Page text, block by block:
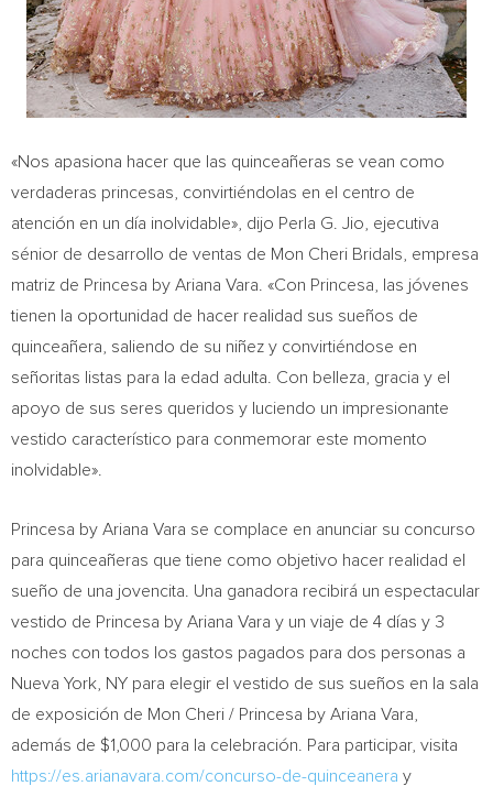
«Nos apasiona hacer que las quinceañeras se vean como
verdaderas princesas, convirtiéndolas en el centro de
atención en un día inolvidable», dijo Perla G. Jio , ejecutiva
sénior de desarrollo de ventas de Mon Cheri Bridals, empresa
matriz de Princesa by Ariana Vara . «Con Princesa, las jóvenes
tienen la oportunidad de hacer realidad sus sueños de
quinceañera, saliendo de su niñez y convirtiéndose en
señoritas listas para la edad adulta. Con belleza, gracia y el
apoyo de sus seres queridos y luciendo un impresionante
vestido característico para conmemorar este momento
inolvidable».
Princesa by Ariana Vara se complace en anunciar su concurso
para quinceañeras que tiene como objetivo hacer realidad el
sueño de una jovencita. Una ganadora recibirá un espectacular
vestido de Princesa by Ariana Vara y un viaje de 4 días y 3
noches con todos los gastos pagados para dos personas a
Nueva York , NY para elegir el vestido de sus sueños en la sala
de exposición de Mon Cheri / Princesa by Ariana Vara
además de $1,000 para la celebración. Para participar, visita
https://es.arianavara.com/concurso-de-quinceanera y